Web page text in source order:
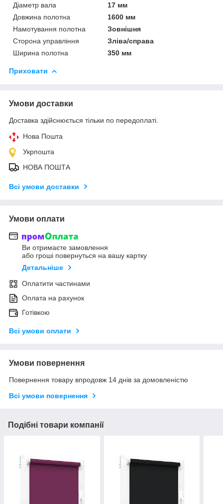
Діаметр вала
17 мм
Довжина полотна
1600 мм
Намотування полотна
Зовнішня
Сторона управління
Зліва/справа
Ширина полотна
350 мм
Приховати
Умови доставки
Доставка здійснюється тільки по передоплаті.
Нова Пошта
Укрпошта
НОВА ПОШТА
Всі умови доставки
Умови оплати
Ви отримаєте замовлення
або гроші повернуться на вашу картку
Детальніше
Оплатити частинами
Оплата на рахунок
Готівкою
Всі умови оплати
Умови повернення
Повернення товару впродовж 14 днів за домовленістю
Всі умови повернення
Подібні товари компанії